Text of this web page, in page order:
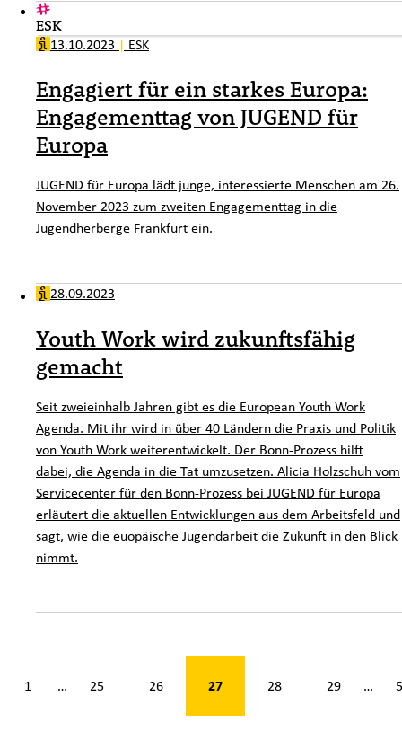
ESK
13.10.2023 | ESK
Engagiert für ein starkes Europa:
Engagementtag von JUGEND für
Europa
JUGEND für Europa lädt junge, interessierte Menschen am 26.
November 2023 zum zweiten Engagementtag in die
Jugendherberge Frankfurt ein.
28.09.2023
Youth Work wird zukunftsfähig
gemacht
Seit zweieinhalb Jahren gibt es die European Youth Work
Agenda. Mit ihr wird in über 40 Ländern die Praxis und Politik
von Youth Work weiterentwickelt. Der Bonn-Prozess hilft
dabei, die Agenda in die Tat umzusetzen. Alicia Holzschuh vom
Servicecenter für den Bonn-Prozess bei JUGEND für Europa
erläutert die aktuellen Entwicklungen aus dem Arbeitsfeld und
sagt, wie die euopäische Jugendarbeit die Zukunft in den Blick
nimmt.
1 … 25 26 27 28 29 …